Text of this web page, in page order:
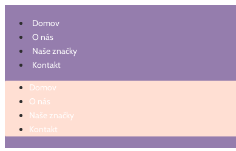
Preskočiť
obsah
Domov
O nás
Naše značky
Kontakt
Domov
O nás
Naše značky
Kontakt